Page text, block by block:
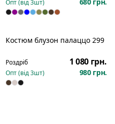
Опт (від3шт)
Костюм блузон палаццо 299
Роздріб 1 080 грн.
Опт (від3шт) 980 грн.